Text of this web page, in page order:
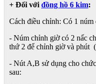
+ Đối với đồng hồ 6 kim:
Cách điều chỉnh: Có 1
- Núm chỉnh giờ có 2 nấc
thứ 2 để chỉnh giờ và phút
- Nút A,B sử dụng cho
sau: